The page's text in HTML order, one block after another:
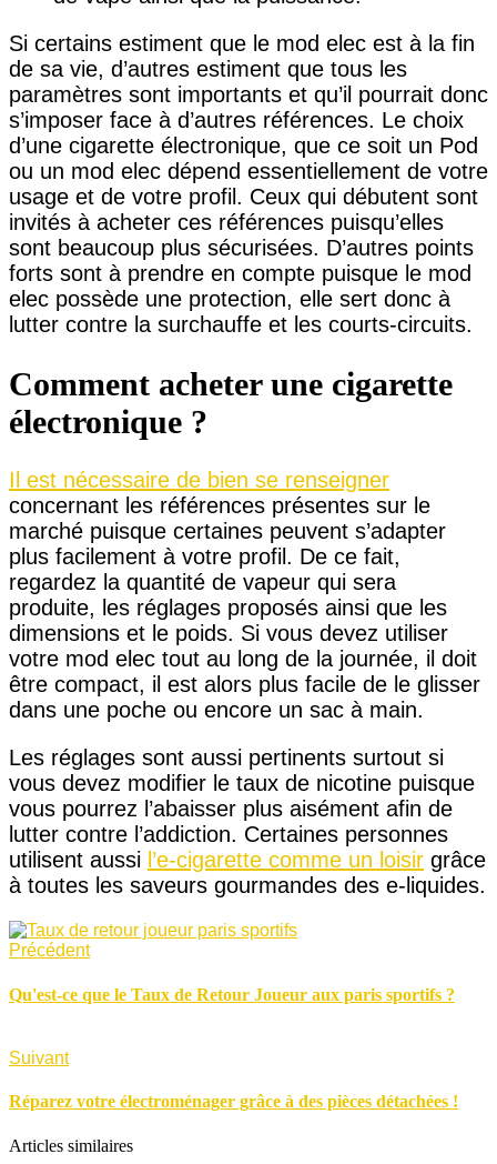
Si certains estiment que le mod elec est à la fin
de sa vie, d’autres estiment que tous les
paramètres sont importants et qu’il pourrait donc
s’imposer face à d’autres références. Le choix
d’une cigarette électronique, que ce soit un Pod
ou un mod elec dépend essentiellement de votre
usage et de votre profil. Ceux qui débutent sont
invités à acheter ces références puisqu’elles
sont beaucoup plus sécurisées. D’autres points
forts sont à prendre en compte puisque le mod
elec possède une protection, elle sert donc à
lutter contre la surchauffe et les courts-circuits.
Comment acheter une cigarette
électronique ?
Il est nécessaire de bien se renseigner
concernant les références présentes sur le
marché puisque certaines peuvent s’adapter
plus facilement à votre profil. De ce fait,
regardez la quantité de vapeur qui sera
produite, les réglages proposés ainsi que les
dimensions et le poids. Si vous devez utiliser
votre mod elec tout au long de la journée, il doit
être compact, il est alors plus facile de le glisser
dans une poche ou encore un sac à main.
Les réglages sont aussi pertinents surtout si
vous devez modifier le taux de nicotine puisque
vous pourrez l’abaisser plus aisément afin de
lutter contre l’addiction. Certaines personnes
utilisent aussi l’e-cigarette comme un loisir grâce
à toutes les saveurs gourmandes des e-liquides.
Précédent
Qu'est-ce que le Taux de Retour Joueur aux paris sportifs ?
Suivant
Réparez votre électroménager grâce à des pièces détachées !
Articles similaires